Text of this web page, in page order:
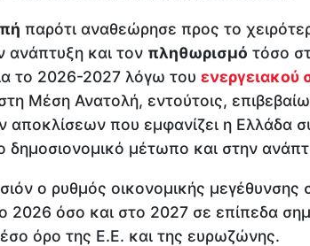
παρότι αναθεώρησε προς το
ανάπτυξη και τον πληθωρισμό τόσο
το 2026-2027 λόγω του ενεργειακού
Μέση Ανατολή, εντούτοις,
αποκλίσεων που εμφανίζει η Ελλάδα
δημοσιονομικό μέτωπο και στην
ο ρυθμός οικονομικής μεγέθυνσης
2026 όσο και στο 2027 σε επίπεδα
όρο της Ε.Ε. και της ευρωζώνης.